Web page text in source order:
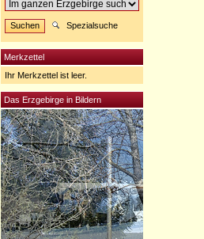
Spezialsuche
Merkzettel
Ihr Merkzettel ist leer.
Das Erzgebirge in Bildern